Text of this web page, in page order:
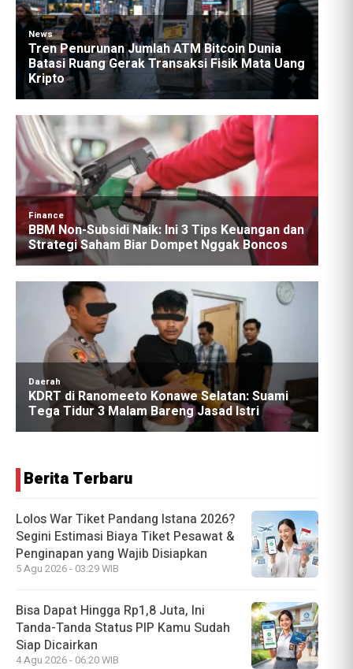
Berita Terbaru
Lolos War Tiket Pandang Istana 2026?
Segini Estimasi Biaya Tiket Pesawat &
Penginapan yang Wajib Disiapkan
5 Agu 2026 - 03:29 WIB
Bisa Dapat Hingga Rp1,8 Juta, Ini
Tanda-Tanda Status PIP Kamu Sudah
Siap Dicairkan
4 Agu 2026 - 06:20 WIB